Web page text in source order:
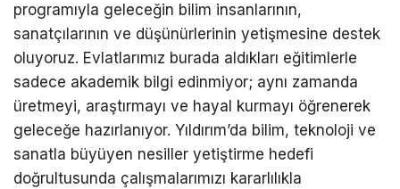
programıyla geleceğin bilim insanlarının,
sanatçılarının ve düşünürlerinin yetişmesine destek
oluyoruz. Evlatlarımız burada aldıkları eğitimlerle
sadece akademik bilgi edinmiyor; aynı zamanda
üretmeyi, araştırmayı ve hayal kurmayı öğrenerek
geleceğe hazırlanıyor. Yıldırım’da bilim, teknoloji ve
sanatla büyüyen nesiller yetiştirme hedefi
doğrultusunda çalışmalarımızı kararlılıkla